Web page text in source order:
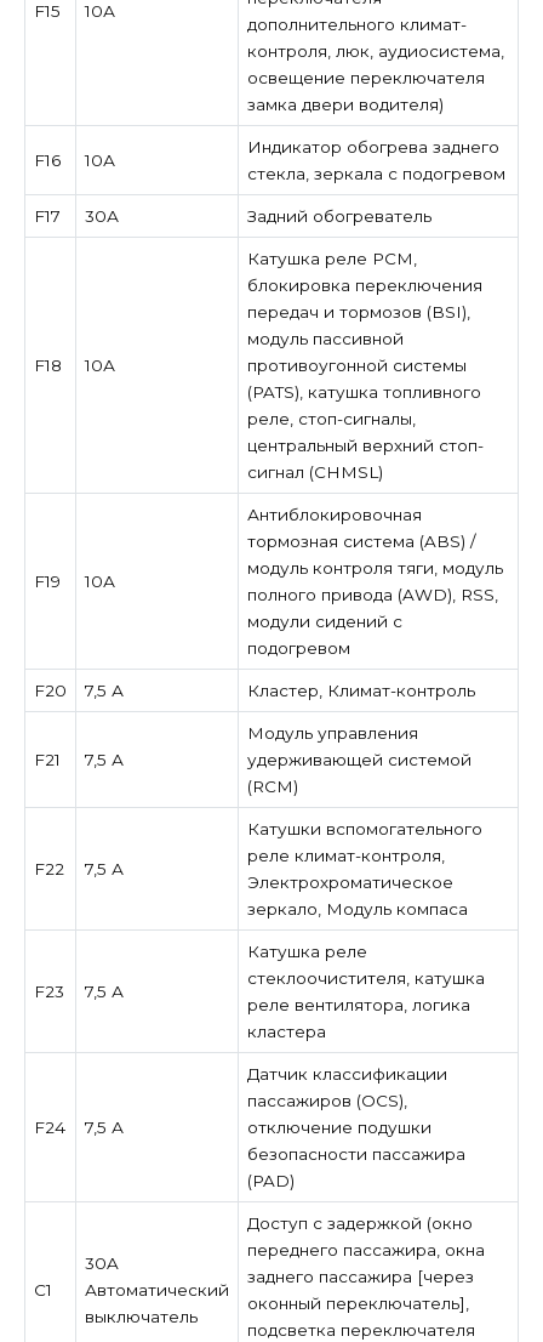
F15 10А
дополнительного климат-
контроля, люк, аудиосистема,
освещение переключателя
замка двери водителя)
F16 10А
Индикатор обогрева заднего
стекла, зеркала с подогревом
F17 30А Задний обогреватель
F18 10А
Катушка реле PCM,
блокировка переключения
передач и тормозов (BSI),
модуль пассивной
противоугонной системы
(PATS), катушка топливного
реле, стоп-сигналы,
центральный верхний стоп-
сигнал (CHMSL)
F19 10А
Антиблокировочная
тормозная система (ABS) /
модуль контроля тяги, модуль
полного привода (AWD), RSS,
модули сидений с
подогревом
F20 7,5 А Кластер, Климат-контроль
F21 7,5 А
Модуль управления
удерживающей системой
(RCM)
F22 7,5 А
Катушки вспомогательного
реле климат-контроля,
Электрохроматическое
зеркало, Модуль компаса
F23 7,5 А
Катушка реле
стеклоочистителя, катушка
реле вентилятора, логика
кластера
F24 7,5 А
Датчик классификации
пассажиров (OCS),
отключение подушки
безопасности пассажира
(PAD)
C1
30A
Автоматический
выключатель
Доступ с задержкой (окно
переднего пассажира, окна
заднего пассажира [через
оконный переключатель],
подсветка переключателя